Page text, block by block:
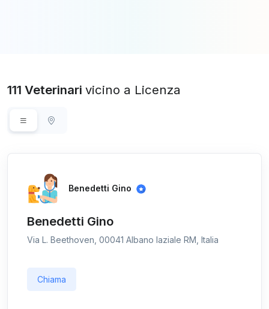
111 Veterinari vicino a Licenza
Benedetti Gino
Benedetti Gino
Via L. Beethoven, 00041 Albano laziale RM, Italia
Chiama